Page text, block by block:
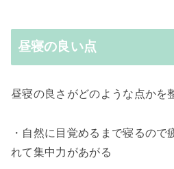
昼寝の良い点
昼寝の良さがどのような点かを
・自然に目覚めるまで寝るので
れて集中力があがる